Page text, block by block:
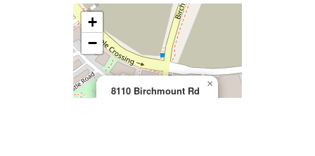
8110 Birchmount Rd
×
+
−